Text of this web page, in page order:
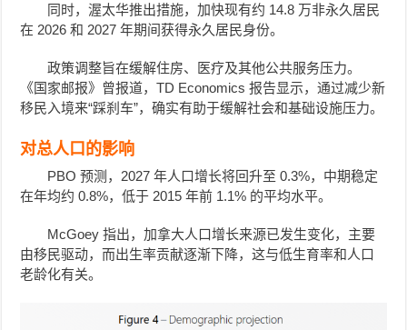
同时，渥太华推出措施，加快现有约 14.8 万非永久居民
在 2026 和 2027 年期间获得永久居民身份。
政策调整旨在缓解住房、医疗及其他公共服务压力。
《国家邮报》曾报道，TD Economics 报告显示，通过减少新
移民入境来“踩刹车”，确实有助于缓解社会和基础设施压力。
对总人口的影响
PBO 预测，2027 年人口增长将回升至 0.3%，中期稳定
在年均约 0.8%，低于 2015 年前 1.1% 的平均水平。
McGoey 指出，加拿大人口增长来源已发生变化，主要
由移民驱动，而出生率贡献逐渐下降，这与低生育率和人口
老龄化有关。